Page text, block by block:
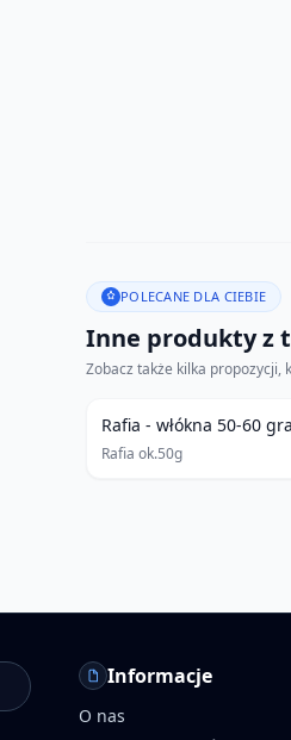
POLECANE DLA CIEBIE
Inne produkty z
Zobacz także kilka
Rafia - włókna 50-60
Rafia ok.50g
Informacje
O nas